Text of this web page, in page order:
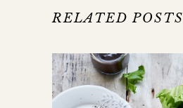
RELATED POSTS